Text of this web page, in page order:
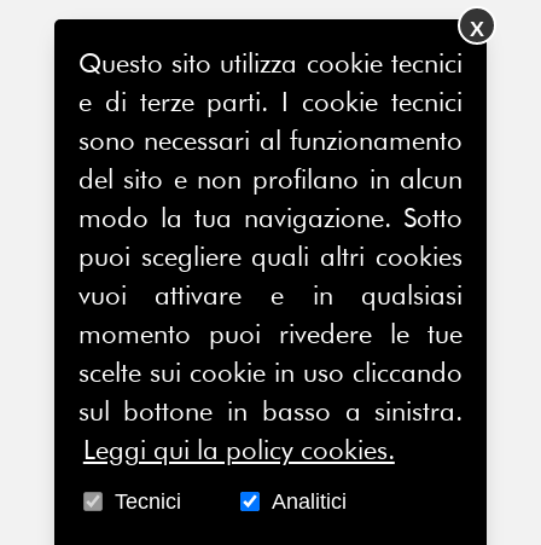
Questo sito utilizza cookie tecnici
e di terze parti. I cookie tecnici
sono necessari al funzionamento
del sito e non profilano in alcun
modo la tua navigazione. Sotto
puoi scegliere quali altri cookies
vuoi attivare e in qualsiasi
momento puoi rivedere le tue
scelte sui cookie in uso cliccando
sul bottone in basso a sinistra.
Leggi qui la policy cookies.
Tecnici Analitici
X